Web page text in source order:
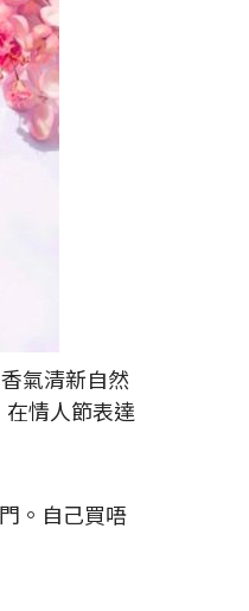
氣清新自然
情人節表達
。自己買唔